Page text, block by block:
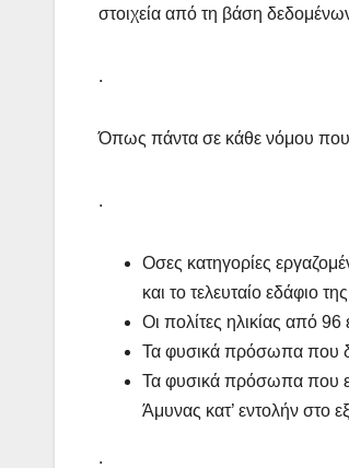
στοιχεία από τη βάση
.
Όπως πάντα σε κάθε νόμου που
.
Οσες κατηγορίες
και το τελευταίο εδάφιο
Οι πολίτες ηλικίας από
Τα φυσικά πρόσωπα που
Τα φυσικά πρόσωπα που
Άμυνας κατ’ εντολήν στο
.